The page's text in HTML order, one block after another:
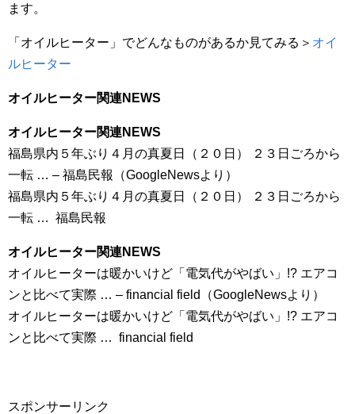
ます。
「オイルヒーター」でどんなものがあるか見てみる＞ オイ
ルヒーター
オイルヒーター関連NEWS
オイルヒーター関連NEWS
福島県内５年ぶり４月の真夏日（２０日） ２３日ごろから
一転 … – 福島民報（GoogleNewsより）
福島県内５年ぶり４月の真夏日（２０日） ２３日ごろから
一転 … 福島民報
オイルヒーター関連NEWS
オイルヒーターは暖かいけど「電気代がやばい」!? エアコ
ンと比べて実際 … – financial field（GoogleNewsより）
オイルヒーターは暖かいけど「電気代がやばい」!? エアコ
ンと比べて実際 … financial field
スポンサーリンク